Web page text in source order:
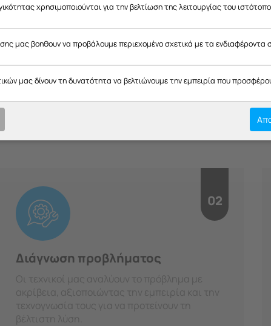
H Διαδικασία μας
εξυπηρέτηση σε κάθε
02
Διάγνωση προβλήματος
Οι τεχνικοί μας αναλύουν το πρόβλημα με
ακρίβεια, αξιοποιώντας την εμπειρία και την
τεχνογνωσία τους για να προτείνουν τη
βέλτιστη λύση.
χρησιμοποιούνται για την βελτίωση της λειτουργίας του
μας βοηθουν να προβάλουμε περιεχομένο σχετικά με τα ενδιαφέροντα
μας δίνουν τη δυνατότητα να βελτιώνουμε την εμπειρία που
για την κατανόηση και σας ευχόμαστε καλό καλοκαίρι!